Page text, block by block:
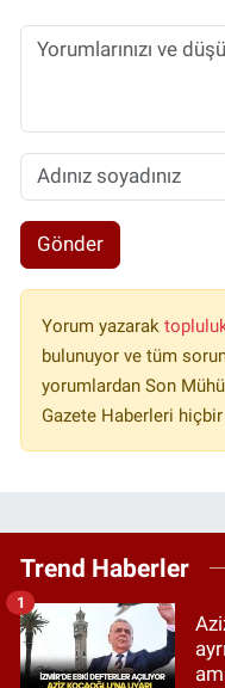
Gönder
Yorum yazarak
bulunuyor ve tüm
yorumlardan Son
Gazete Haberleri
Trend Haberler
1